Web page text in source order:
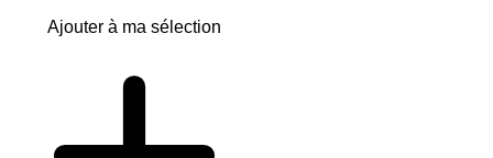
Ajouter à ma sélection